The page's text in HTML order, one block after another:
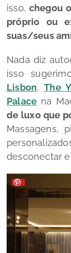
isso, chegou
próprio ou
suas/seus
Nada diz
isso
Lisbon,The
Palace na
de luxo que
Massagens,
desconectar